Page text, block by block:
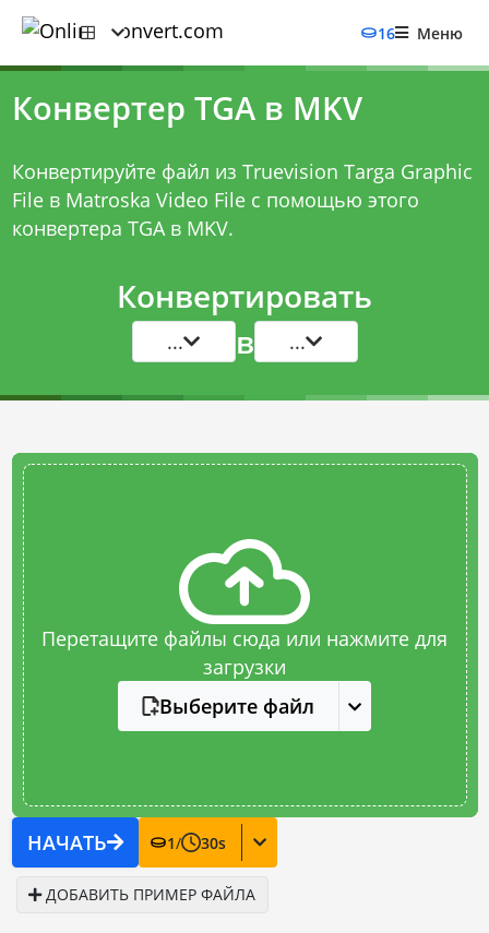
16 Меню
Конвертер TGA в MKV
Конвертируйте файл из Truevision Targa Graphic
File в Matroska Video File с помощью этого
конвертера TGA в MKV.
Конвертировать
... в ...
Перетащите файлы сюда или нажмите для
загрузки
Выберите файл
НАЧАТЬ 1/ 30s
ДОБАВИТЬ ПРИМЕР ФАЙЛА